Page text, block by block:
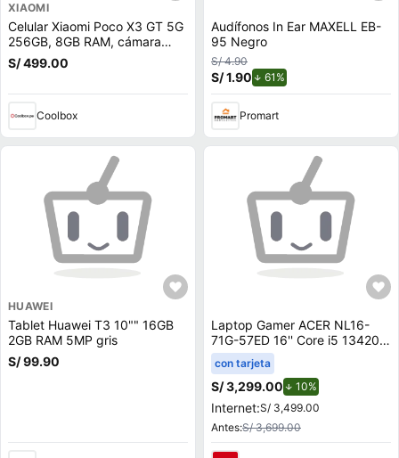
XIAOMI
Celular Xiaomi Poco X3 GT 5G
256GB, 8GB RAM, cámara
trasera 64MP y frontal 16MP,
6.6"", negro
S/ 499.00
Coolbox
Audífonos In Ear MAXELL EB-
95 Negro
S/ 4.90
S/ 1.90 61%
Promart
HUAWEI
Tablet Huawei T3 10"" 16GB
2GB RAM 5MP gris
S/ 99.90
Laptop Gamer ACER NL16-
71G-57ED 16'' Core i5 13420H
16GB 512GB SSD RTX 4050
6GB
con tarjeta
S/ 3,299.00 10%
Internet:S/ 3,499.00
Antes:S/ 3,699.00